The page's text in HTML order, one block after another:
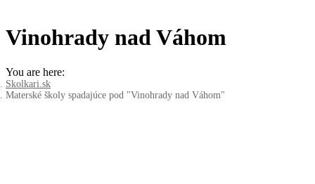
Vinohrady nad Váhom
You are here:
Skolkari.sk
Materské školy spadajúce pod "Vinohrady nad Váhom"